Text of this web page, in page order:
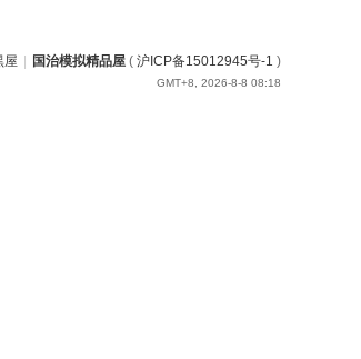
屋 国治模拟精品屋 ( 沪ICP备15012945号-1 )
GMT+8, 2026-8-8 08:18